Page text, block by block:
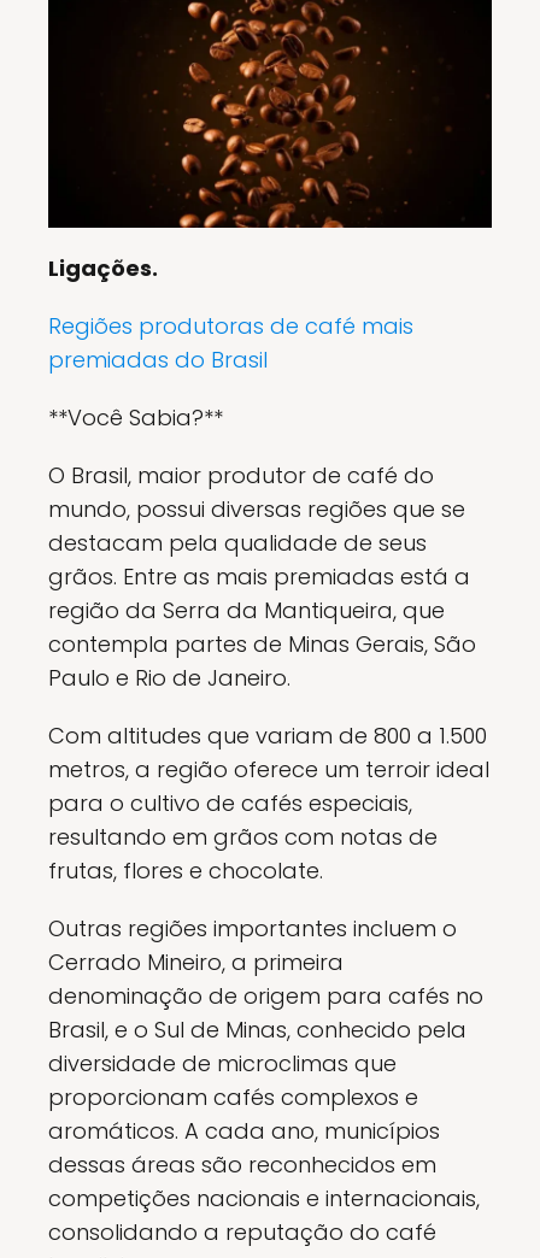
Ligações.
Regiões produtoras de café mais
premiadas do Brasil
**Você Sabia?**
O Brasil, maior produtor de café do
mundo, possui diversas regiões que se
destacam pela qualidade de seus
grãos. Entre as mais premiadas está a
região da Serra da Mantiqueira, que
contempla partes de Minas Gerais, São
Paulo e Rio de Janeiro.
Com altitudes que variam de 800 a 1.500
metros, a região oferece um terroir ideal
para o cultivo de cafés especiais,
resultando em grãos com notas de
frutas, flores e chocolate.
Outras regiões importantes incluem o
Cerrado Mineiro, a primeira
denominação de origem para cafés no
Brasil, e o Sul de Minas, conhecido pela
diversidade de microclimas que
proporcionam cafés complexos e
aromáticos. A cada ano, municípios
dessas áreas são reconhecidos em
competições nacionais e internacionais,
consolidando a reputação do café